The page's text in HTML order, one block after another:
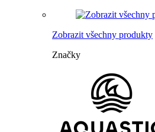
Zobrazit všechny produkty
Značky